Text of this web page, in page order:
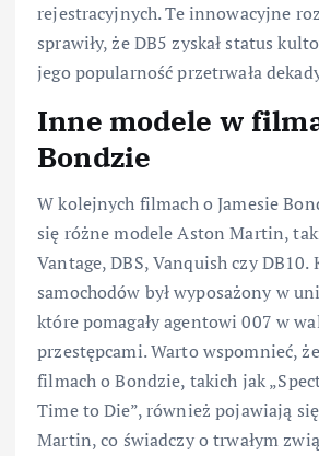
rejestracyjnych. Te innowacyjne
sprawiły, że DB5 zyskał status
jego popularność przetrwała
Inne modele w
Bondzie
W kolejnych filmach o Jamesie
się różne modele Aston Martin,
Vantage, DBS, Vanquish czy DB10.
samochodów był wyposażony w
które pomagały agentowi 007 w
przestępcami. Warto wspomnieć,
filmach o Bondzie, takich jak
Time to Die”, również pojawiają
Martin, co świadczy o trwałym